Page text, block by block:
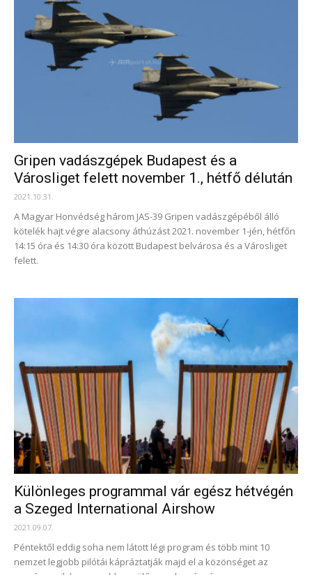
Gripen vadászgépek Budapest és a
Városliget felett november 1., hétfő délután
2021.10.31.
A Magyar Honvédség három JAS-39 Gripen vadászgépéből álló
kötelék hajt végre alacsony áthúzást 2021. november 1-jén, hétfőn
14:15 óra és 14:30 óra között Budapest belvárosa és a Városliget
felett.
Különleges programmal vár egész hétvégén
a Szeged International Airshow
2021.09.07.
Péntektől eddig soha nem látott légi program és több mint 10
nemzet legjobb pilótái kápráztatják majd el a közönséget az